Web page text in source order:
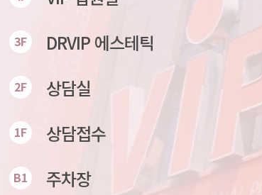
3F DRVIP 에스테틱
2F 상담실
1F 상담접수
B1 주차장